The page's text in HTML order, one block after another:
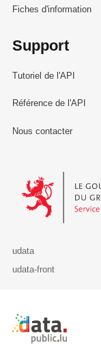
Fiches d'information
Support
Tutoriel de l'API
Référence de l'API
Nous contacter
Le Gouvernement
udata
udata-front
Retour à